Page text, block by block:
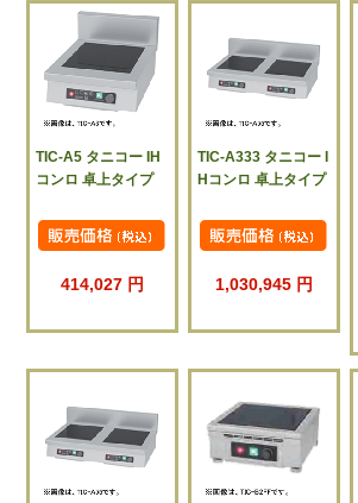
TIC-A5 タニコー IH
コンロ 卓上タイプ
414,027 円
TIC-A333 タニコー I
Hコンロ 卓上タイプ
1,030,945 円